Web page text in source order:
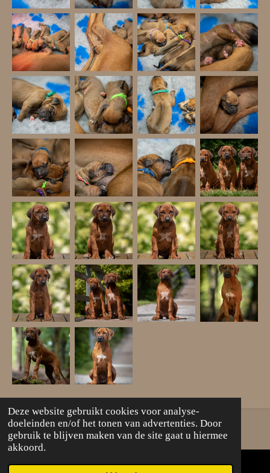
Deze website gebruikt cookies voor analyse-
doeleinden en/of het tonen van advertenties. Door
gebruik te blijven maken van de site gaat u hiermee
akkoord.
a
h
n